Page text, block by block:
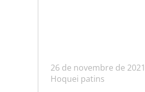
26 de novembre de 2021
Hoquei patins